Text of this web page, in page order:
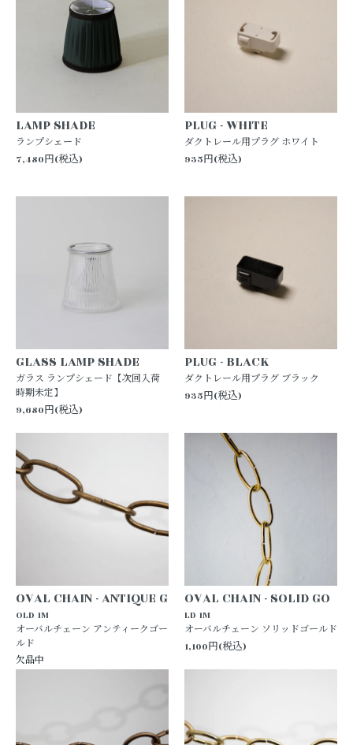
LAMP SHADE
ランプシェード
7,480円(税込)
PLUG - WHITE
ダクトレール用プラグ ホワイト
935円(税込)
GLASS LAMP SHADE
ガラス ランプシェード【次回入荷
時期未定】
9,680円(税込)
PLUG - BLACK
ダクトレール用プラグ ブラック
935円(税込)
OVAL CHAIN - ANTIQUE G
OLD 1M
オーバルチェーン アンティークゴー
ルド
欠品中
OVAL CHAIN - SOLID GO
LD 1M
オーバルチェーン ソリッドゴールド
1,100円(税込)